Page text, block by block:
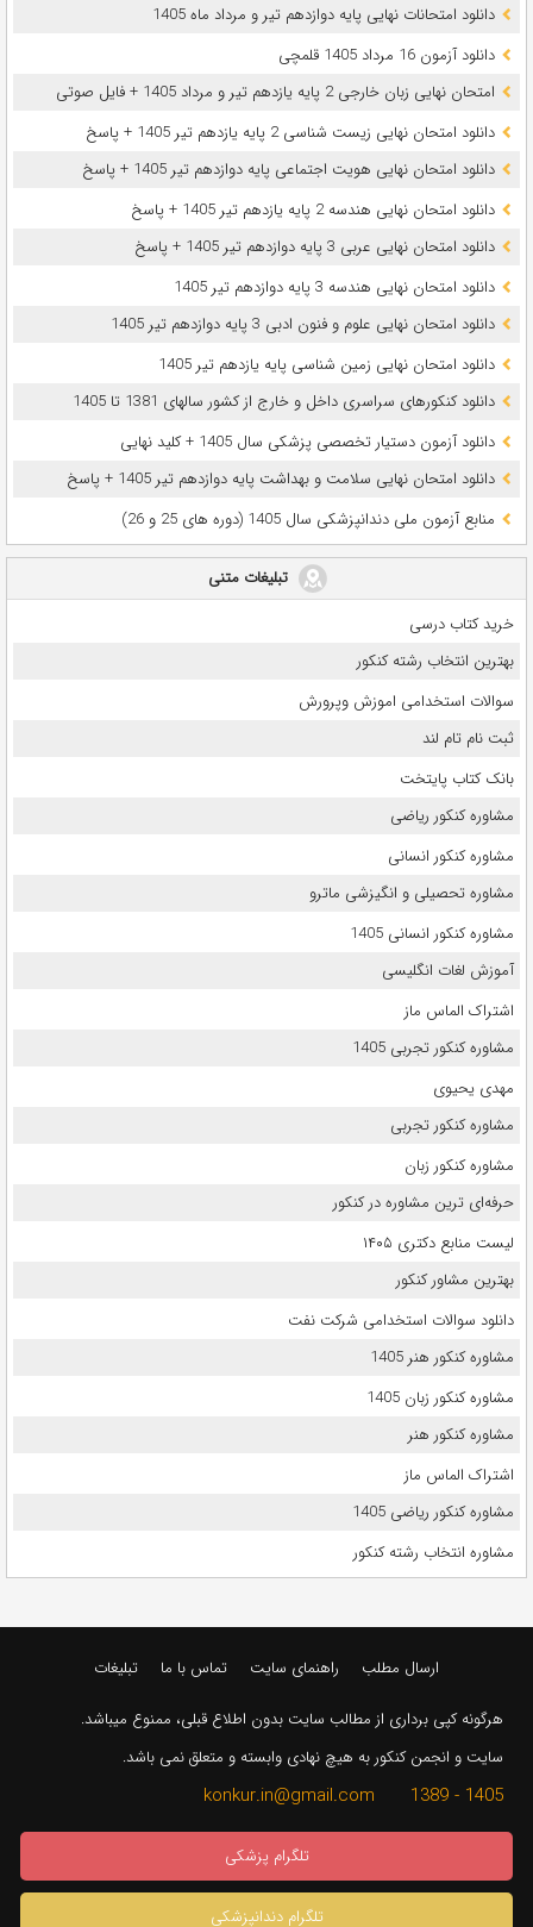
دانلود امتحانات نهایی پایه دوازدهم تیر و مرداد ماه 1405
دانلود آزمون 16 مرداد 1405 قلمچی
امتحان نهایی زبان خارجی 2 پایه یازدهم تیر و مرداد 1405 + فایل صوتی
دانلود امتحان نهایی زیست شناسی 2 پایه یازدهم تیر 1405 + پاسخ
دانلود امتحان نهایی هویت اجتماعی پایه دوازدهم تیر 1405 + پاسخ
دانلود امتحان نهایی هندسه 2 پایه یازدهم تیر 1405 + پاسخ
دانلود امتحان نهایی عربی 3 پایه دوازدهم تیر 1405 + پاسخ
دانلود امتحان نهایی هندسه 3 پایه دوازدهم تیر 1405
دانلود امتحان نهایی علوم و فنون ادبی 3 پایه دوازدهم تیر 1405
دانلود امتحان نهایی زمین شناسی پایه یازدهم تیر 1405
دانلود کنکورهای سراسری داخل و خارج از کشور سالهای 1381 تا 1405
دانلود آزمون دستیار تخصصی پزشکی سال 1405 + کلید نهایی
دانلود امتحان نهایی سلامت و بهداشت پایه دوازدهم تیر 1405 + پاسخ
ﻣﻨﺎﺑﻊ آزﻣﻮن ﻣﻠﯽ دندانپزشکی سال 1405 (دوره های 25 و 26)
تبلیغات متنی
خرید کتاب درسی
بهترین انتخاب رشته کنکور
سوالات استخدامی اموزش وپرورش
ثبت نام تام لند
بانک کتاب پایتخت
مشاوره کنکور ریاضی
مشاوره کنکور انسانی
مشاوره تحصیلی و انگیزشی ماترو
مشاوره کنکور انسانی 1405
آموزش لغات انگلیسی
اشتراک الماس ماز
مشاوره کنکور تجربی 1405
مهدی یحیوی
مشاوره کنکور تجربی
مشاوره کنکور زبان
حرفه‌ای ترین مشاوره در کنکور
لیست منابع دکتری ۱۴۰۵
بهترین مشاور کنکور
دانلود سوالات استخدامی شرکت نفت
مشاوره کنکور هنر 1405
مشاوره کنکور زبان 1405
مشاوره کنکور هنر
اشتراک الماس ماز
مشاوره کنکور ریاضی 1405
مشاوره انتخاب رشته کنکور
ارسال مطلب راهنمای سایت تماس با ما تبلیغات
هرگونه کپی برداری از مطالب سایت بدون اطلاع قبلی، ممنوع میباشد.
سایت و انجمن کنکور به هیچ نهادی وابسته و متعلق نمی باشد.
1405 - 1389 konkur.in@gmail.com
تلگرام پزشکی
تلگرام دندانپزشکی